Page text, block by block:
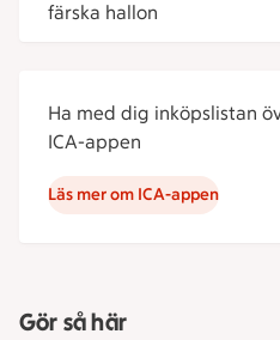
färska hallon
Ha med dig inköpslistan
ICA-appen
Läs mer om ICA-appen
Gör så här